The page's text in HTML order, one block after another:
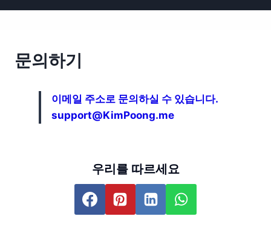
문의하기
이메일 주소로 문의하실 수 있습니다.
support@KimPoong.me
우리를 따르세요